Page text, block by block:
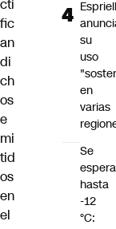
cti
fic
an
di
ch
os
e
mi
tid
os
en
el
su
uso
en
varias
Se
hasta
-12
°C: